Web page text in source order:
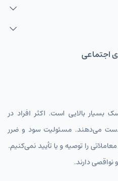
اجتماعی
بسیار بالایی است. اکثر افراد در
دست می‌دهند. مسئولیت سود و ضرر
را توصیه و یا تأیید نمی‌کنیم.
دارند.